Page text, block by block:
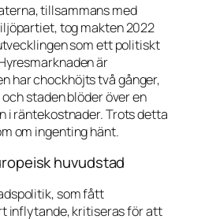
tillsammans med
tog makten 2022
som ett politiskt
är
har chockhöjts två gånger,
staden blöder över en
i räntekostnader. Trots detta
om ingenting hänt.
huvudstad
som fått
inflytande, kritiseras för att